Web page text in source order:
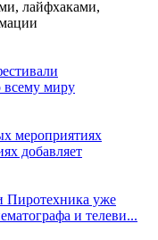
лайфхаками,
всему миру
мероприятиях
добавляет
Пиротехника уже
и телеви...